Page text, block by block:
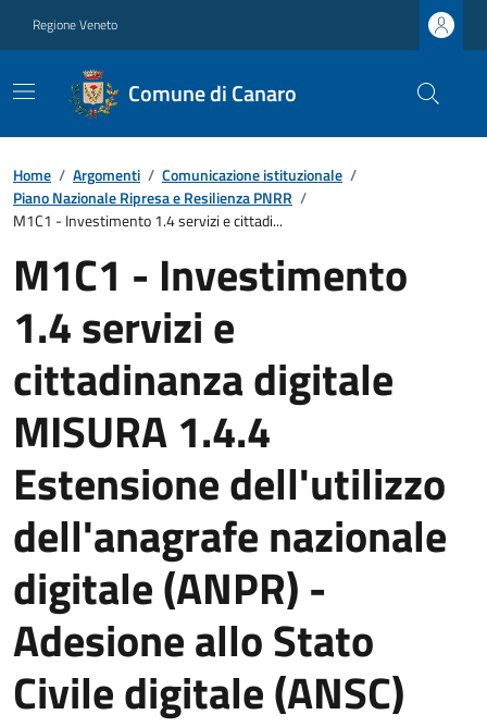
Regione Veneto
Comune di Canaro
Home / Argomenti / Comunicazione istituzionale /
Piano Nazionale Ripresa e Resilienza PNRR /
M1C1 - Investimento 1.4 servizi e cittadi...
M1C1 - Investimento
1.4 servizi e
cittadinanza digitale
MISURA 1.4.4
Estensione dell'utilizzo
dell'anagrafe nazionale
digitale (ANPR) -
Adesione allo Stato
Civile digitale (ANSC)